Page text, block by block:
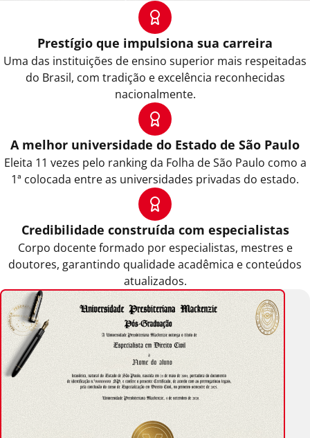
Prestígio que impulsiona sua carreira
Uma das instituições de ensino superior mais respeitadas
do Brasil, com tradição e excelência reconhecidas
nacionalmente.
A melhor universidade do Estado de São Paulo
Eleita 11 vezes pelo ranking da Folha de São Paulo como a
1ª colocada entre as universidades privadas do estado.
Credibilidade construída com especialistas
Corpo docente formado por especialistas, mestres e
doutores, garantindo qualidade acadêmica e conteúdos
atualizados.